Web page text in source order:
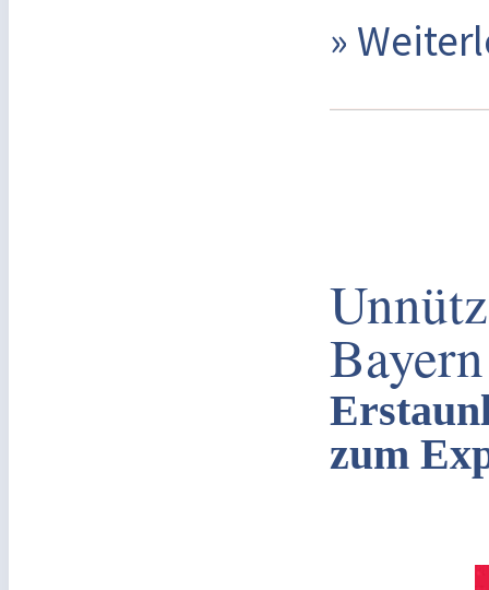
»
zum